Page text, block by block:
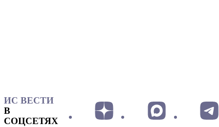
ИС ВЕСТИ
В
СОЦСЕТЯХ